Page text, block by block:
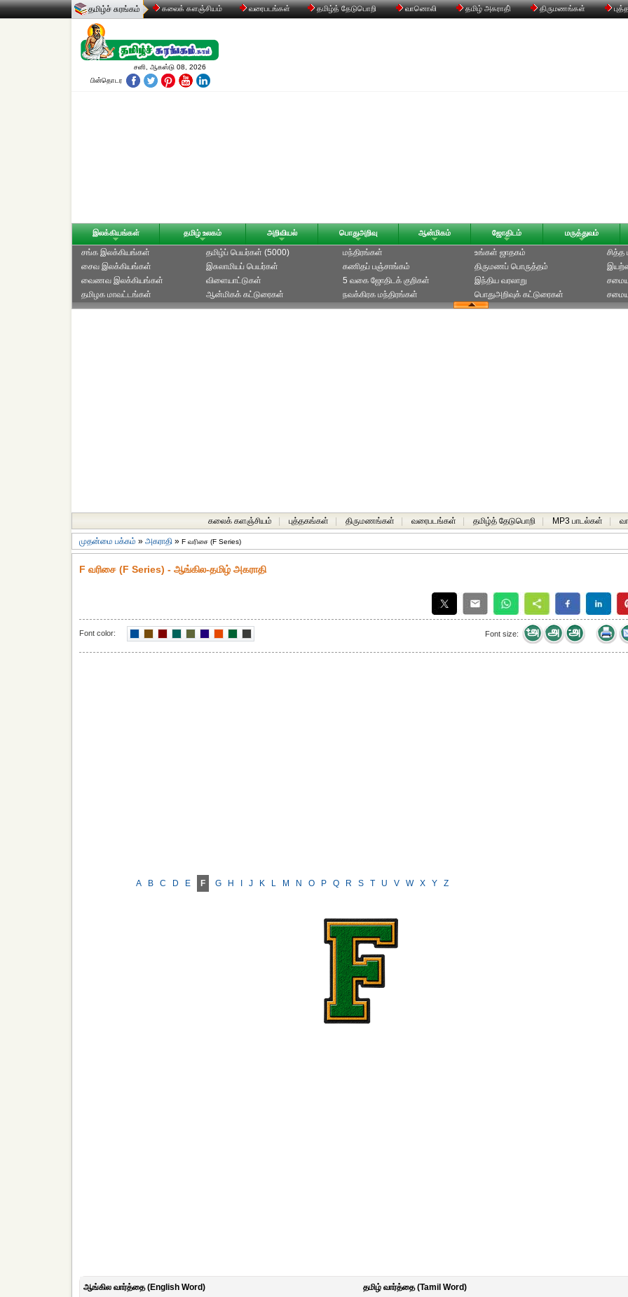
தமிழ்ச் சுரங்கம் கலைக் களஞ்சியம் வரைபடங்கள் தமிழ்த் தேடுபொறி வானொலி தமிழ் அகராதி் திருமணங்கள்
சனி, ஆகஸ்டு 08, 2026
பின்தொடர
இலக்கியங்கள் தமிழ் உலகம் அறிவியல் பொதுஅறிவு ஆன்மிகம் ஜோதிடம் மருத்துவம்
சங்க இலக்கியங்கள்
சைவ இலக்கியங்கள்
வைணவ இலக்கியங்கள்
தமிழக மாவட்டங்கள்
தமிழ்ப் பெயர்கள் (5000)
இசுலாமியப் பெயர்கள்
விளையாட்டுகள்
ஆன்மிகக் கட்டுரைகள்
மந்திரங்கள்
கணிதப் பஞ்சாங்கம்
5 வகை ஜோதிடக் குறிகள்
நவக்கிரக மந்திரங்கள்
உங்கள் ஜாதகம்
திருமணப் பொருத்தம்
இந்திய வரலாறு
பொதுஅறிவுக் கட்டுரைகள்
சித்த
கலைக் களஞ்சியம் புத்தகங்கள் திருமணங்கள் வரைபடங்கள் தமிழ்த் தேடுபொறி MP3 பாடல்கள்
முதன்மை பக்கம் » அகராதி » F வரிசை (F Series)
F வரிசை (F Series) - ஆங்கில-தமிழ் அகராதி
Font color: Font size:
A B C D E F G H J K L M N O P Q R S T U V W X Y Z
ஆங்கில வார்த்தை (English Word) தமிழ் வார்த்தை (Tamil Word)